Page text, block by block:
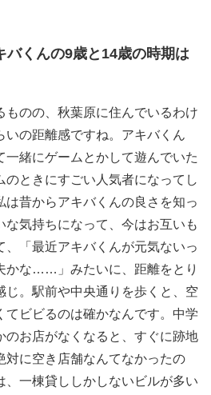
バくんの9歳と14歳の時期は
のの、秋葉原に住んでいるわけ
いの距離感ですね。アキバくん
一緒にゲームとかして遊んでいた
のときにすごい人気者になってし
は昔からアキバくんの良さを知っ
な気持ちになって、今はお互いも
、「最近アキバくんが元気ないっ
かな……」みたいに、距離をとり
じ。駅前や中央通りを歩くと、空
てビビるのは確かなんです。中学
のお店がなくなると、すぐに跡地
対に空き店舗なんてなかったの
、一棟貸ししかしないビルが多い